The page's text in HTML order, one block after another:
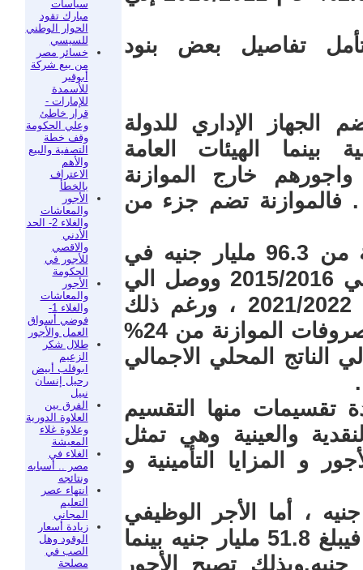
سياسات
مبارك تقود
الحوار الوطني
للسيسي
خسائر مصر
من بيع شركة
أبوقير
للأسمدة
للإمارات -
قرار خاطئ
وعلي الحكومة
وقف خطة
التصفية والبيع
والأهم
الاعتراف
بالخطأ
الأجور
والمعاشات
والغلاء 2- الحد
الأدني
والاقصي
للأجور في
الحكومة
الأجور
والمعاشات
والغلاء 1-
فوضي أسواق
العمل والأجور
طلال شكر
الزعيم
ابوقلب أبيض
رحيل إنسان
نبيل
الفرق بين
العلاوة الدورية
وعلاوة غلاء
المعيشة
الغلاء في
مصر .. أسبابه
ونتائجه
انتهاء عصر
التعليم
المجاني
زيادة أسعار
الوقود وهل
الصب في
مصلحة
تفاصيل بعض بنود
الإداري للدولة
بينما الهيئات العامة
خارج الموازنة
. فالموازنة تضم جزء من
ارتفع المخصص للأجور في الموازنة من 96.3 مليار جنيه في
2010/2011 الي 218.1 مليار جنيه في 2015/2016 ووصل الي
361 مليار جنيه في مشروع موازنة 2021/2022 ، ورغم ذلك
تراجعت اهمية الأجور الي اجمالي مصروفات الموازنة من 24%
الي الناتج المحلي الاجمالي
تقسيمات منها التقسيم
والعينية وهي تمثل
و المزايا التأمينية و
الأساسية 37.3 مليار جنيه ، أما الأجر الوظيفي
الذي استحدثه قانون الخدمة المدنية فيبلغ 51.8 مليار جنيه بينما
الماضي 51.1 مليار جنيه.وبذلك تصبح الأجور